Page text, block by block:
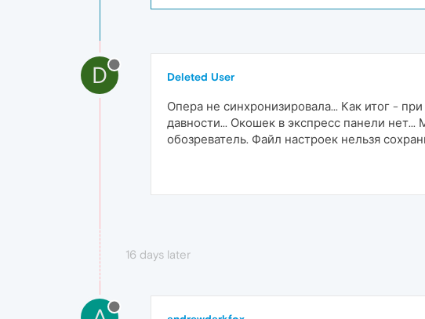
D Deleted User
Опера не синхронизировала... Как итог -
давности... Окошек в экспресс панели
обозреватель. Файл настроек нельзя
16 days later